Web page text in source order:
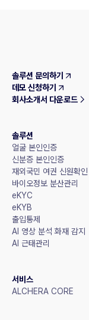
솔루션 문의하기
데모 신청하기
회사소개서 다운로드
솔루션
얼굴 본인인증
신분증 본인인증
재외국민 여권 신원확인
바이오정보 분산관리
eKYC
eKYB
출입통제
AI 영상 분석 화재 감지
AI 근태관리
서비스
ALCHERA CORE